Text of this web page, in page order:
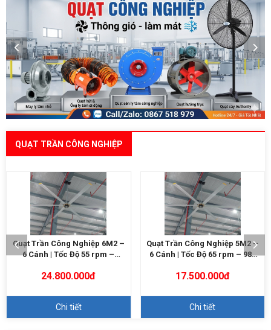
QUẠT TRẦN CÔNG NGHIỆP
Quạt Trần Công Nghiệp 5M2 –
6 Cánh | Tốc Độ 65 rpm – 980
17.500.000đ
Chi tiết
Quạt Trần Công Nghiệp 4M9 –
5/6 Cánh | 0.7KW – 800m²
Liên hệ
Chi tiết